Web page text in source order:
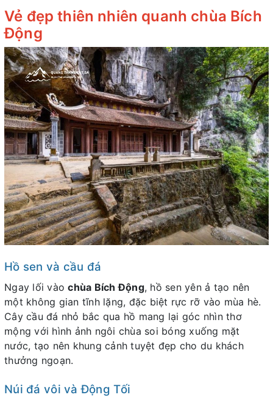
Vẻ đẹp thiên nhiên quanh chùa Bích
Động
Hồ sen và cầu đá
Ngay lối vàochùa Bích Động, hồ sen yên ả tạo nên
một không gian tĩnh lặng, đặc biệt rực rỡ vào mùa hè.
Cây cầu đá nhỏ bắc qua hồ mang lại góc nhìn thơ
mộng với hình ảnh ngôi chùa soi bóng xuống mặt
nước, tạo nên khung cảnh tuyệt đẹp cho du khách
thưởng ngoạn.
Núi đá vôi và Động Tối